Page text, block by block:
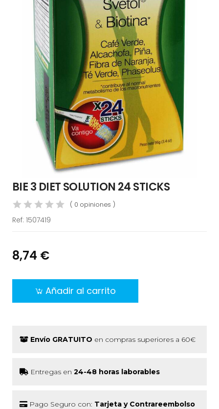
BIE 3 DIET SOLUTION 24 STICKS
( 0 opiniones )
Ref: 1507419
8,74 €
Añadir al carrito
Envío GRATUITO en compras superiores a 60€
Entregas en 24-48 horas laborables
Pago Seguro con: Tarjeta y Contrareembolso